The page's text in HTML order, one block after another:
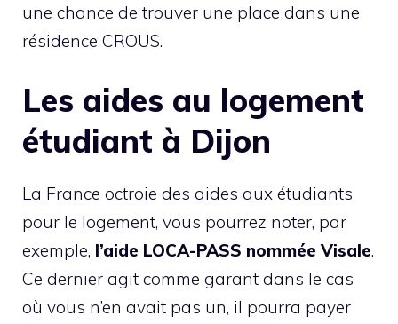
une chance de trouver une place dans une
résidence CROUS.
Les aides au logement
étudiant à Dijon
La France octroie des aides aux étudiants
pour le logement, vous pourrez noter, par
exemple, l’aide LOCA-PASS nommée Visale.
Ce dernier agit comme garant dans le cas
où vous n’en avait pas un, il pourra payer